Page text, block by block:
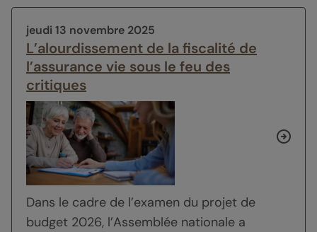
jeudi 13 novembre 2025
L’alourdissement de la fiscalité de
l’assurance vie sous le feu des
critiques
Dans le cadre de l’examen du projet de
budget 2026, l’Assemblée nationale a